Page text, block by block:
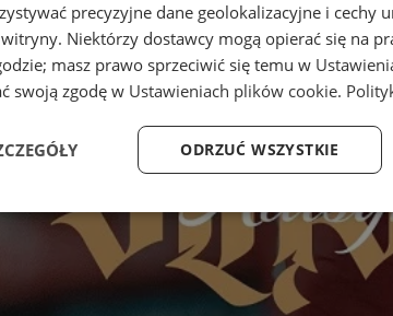
precyzyjne dane geolokalizacyjne i cechy
witryny. Niektórzy dostawcy mogą opierać się na
masz prawo sprzeciwić się temu w
swoją zgodę w Ustawieniach plików cookie.
ODRZUĆ WSZYSTKIE
Wydajność Targetowanie